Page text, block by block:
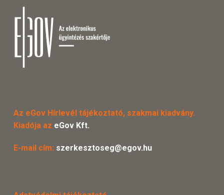
Az eGov Hírlevél tájékoztató, szakmai kiadvány.
Kiadója az eGov Kft.
E-mail cím: szerkesztoseg@egov.hu